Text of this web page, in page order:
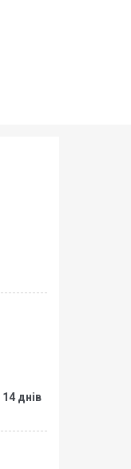
14 днів